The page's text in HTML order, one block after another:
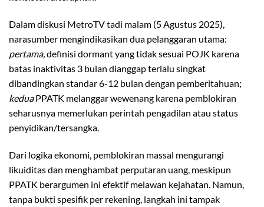
Dalam diskusi MetroTV tadi malam (5 Agustus 2025),
narasumber mengindikasikan dua pelanggaran utama:
pertama, definisi dormant yang tidak sesuai POJK karena
batas inaktivitas 3 bulan dianggap terlalu singkat
dibandingkan standar 6-12 bulan dengan pemberitahuan;
keduaPPATK melanggar wewenang karena pemblokiran
seharusnya memerlukan perintah pengadilan atau status
penyidikan/tersangka.
Dari logika ekonomi, pemblokiran massal mengurangi
likuiditas dan menghambat perputaran uang, meskipun
PPATK berargumen ini efektif melawan kejahatan. Namun,
tanpa bukti spesifik per rekening, langkah ini tampak